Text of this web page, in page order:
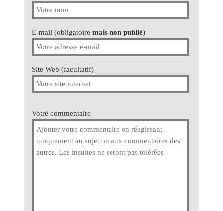
E-mail (obligatoire mais non publié)
Site Web (facultatif)
Votre commentaire